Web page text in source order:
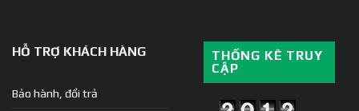
HỖ TRỢ KHÁCH HÀNG
Bảo hành, đổi trả
THỐNG KÊ TRUY
CẬP